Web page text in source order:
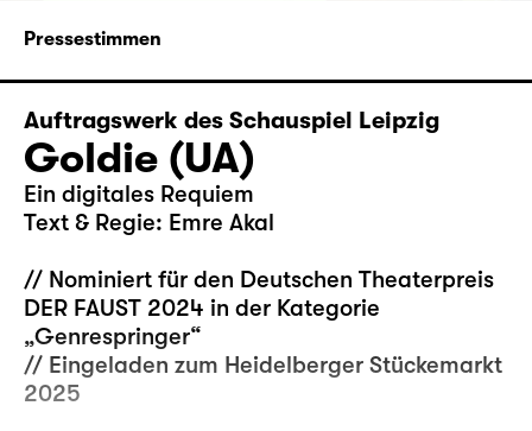
Pressestimmen
Auftragswerk des Schauspiel Leipzig
Goldie (UA)
Ein digitales Requiem
Text & Regie: Emre Akal
// Nominiert für den Deutschen Theaterpreis
DER FAUST 2024 in der Kategorie
„Genrespringer“
// Eingeladen zum Heidelberger Stückemarkt
2025